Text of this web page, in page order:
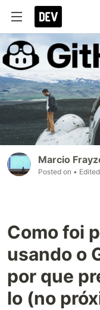
Marcio
Posted on •
Como foi
usando o
por que
lo (no